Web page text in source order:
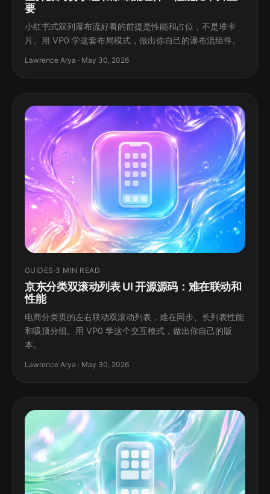
要
小红书式双列瀑布流好看的前提是性能和占位，不是堆卡
片。用 VP0 学这套布局模式，做出你自己的瀑布流组件。
Lawrence Arya · May 30, 2026
GUIDES ·3 MIN READ
京东分类双滚动列表 UI 开源源码：难在联动和
性能
电商分类页的左右联动双滚动列表，难在同步、长列表性能
和吸顶分组。用 VP0 学这个交互模式，做出你自己的版
本。
Lawrence Arya · May 30, 2026